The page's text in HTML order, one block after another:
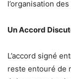
l’organisation
Un Accord
L’accord signé
reste entouré de